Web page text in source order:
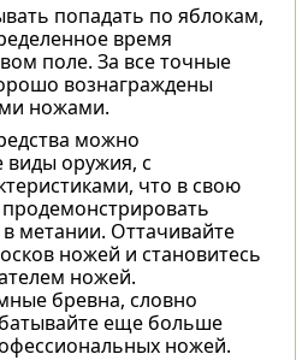
попадать по яблокам,
время
поле. За все точные
вознаграждены
ножами.
можно
виды оружия, с
что в свою
метании. Оттачивайте
ножей и становитесь
ножей.
бревна, словно
еще больше
ножей.